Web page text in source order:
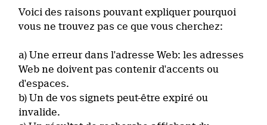
Voici des raisons pouvant expliquer pourquoi
vous ne trouvez pas ce que vous cherchez:
a) Une erreur dans l'adresse Web: les adresses
Web ne doivent pas contenir d'accents ou
d'espaces.
b) Un de vos signets peut-être expiré ou
invalide.